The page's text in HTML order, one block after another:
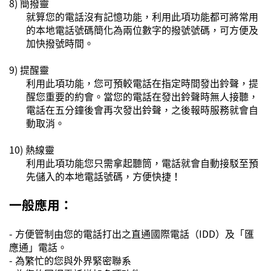
8) 簡撥靈
就算您的電話沒有記憶功能，利用此項功能都可將常用
的本地電話號碼簡化為兩位數字的撥號號碼，可方便及
加快撥號時間。
9) 提醒靈
利用此項功能，您可預較電話在指定時間發出鈴聲，提
醒您重要的約會。當您的電話在發出鈴聲時無人接聽，
電話在五分鐘後會再次發出鈴聲，之後報時服務就會自
動取消。
10) 熱線靈
利用此項功能您只需拿起聽筒，電話就會自動接駁至預
先儲入的本地電話號碼，方便快捷！
一般應用：
- 方便管制由您的電話打出之直通國際電話（IDD）及「匯
應通」電話。
- 為繁忙的您與外界緊密聯系